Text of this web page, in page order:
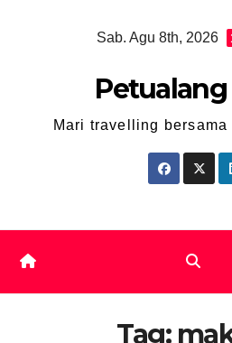
Sab. Agu 8th, 2026
Mari travelling
Tag: